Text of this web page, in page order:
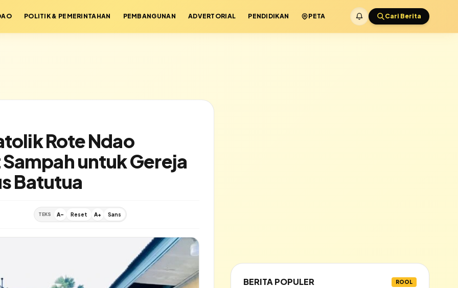
POLITIK & PEMERINTAHAN PEMBANGUNAN ADVERTORIAL PENDIDIKAN PETA Cari Berita
Rote Ndao
untuk Gereja
Batutua
TEKS A- Reset A+ Sans
BERITA POPULER ROOL